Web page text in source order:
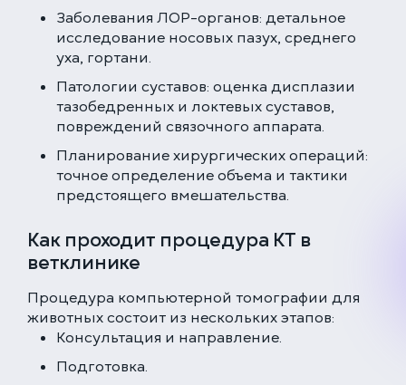
Заболевания ЛОР-органов: детальное
исследование носовых пазух, среднего
уха, гортани.
Патологии суставов: оценка дисплазии
тазобедренных и локтевых суставов,
повреждений связочного аппарата.
Планирование хирургических операций:
точное определение объема и тактики
предстоящего вмешательства.
Как проходит процедура КТ в
ветклинике
Процедура компьютерной томографии для
животных состоит из нескольких этапов:
Консультация и направление.
Подготовка.